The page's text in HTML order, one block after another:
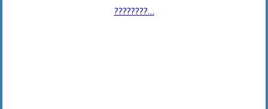
????????...